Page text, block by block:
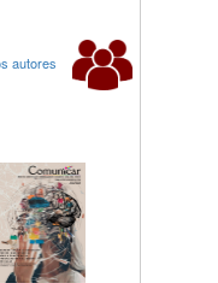
autores